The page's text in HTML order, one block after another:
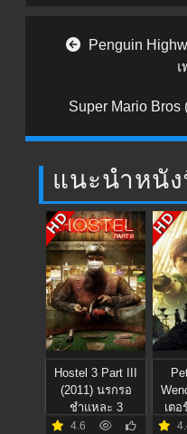
Post navigation
Penguin
Super Mario
แนะนำหนัง
HD
Hostel 3 Part III
(2011) นรกรอ
ชำแหละ 3
4.6
HD
เต